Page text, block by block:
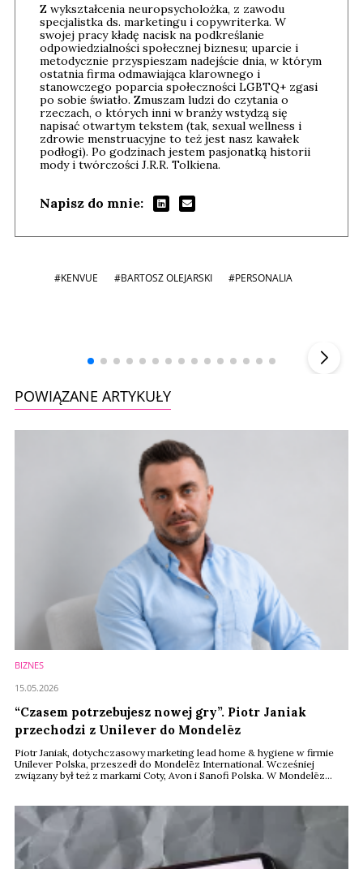
Z wykształcenia neuropsycholożka, z zawodu
specjalistka ds. marketingu i copywriterka. W
swojej pracy kładę nacisk na podkreślanie
odpowiedzialności społecznej biznesu; uparcie i
metodycznie przyspieszam nadejście dnia, w którym
ostatnia firma odmawiająca klarownego i
stanowczego poparcia społeczności LGBTQ+ zgasi
po sobie światło. Zmuszam ludzi do czytania o
rzeczach, o których inni w branży wstydzą się
napisać otwartym tekstem (tak, sexual wellness i
zdrowie menstruacyjne to też jest nasz kawałek
podłogi). Po godzinach jestem pasjonatką historii
mody i twórczości J.R.R. Tolkiena.
Napisz do mnie:
#KENVUE #BARTOSZ OLEJARSKI #PERSONALIA
POWIĄZANE ARTYKUŁY
BIZNES
“Czasem potrzebujesz nowej gry”. Piotr Janiak
przechodzi z Unilever do Mondelēz
Piotr Janiak, dotychczasowy marketing lead home & hygiene w firmie
Unilever Polska, przeszedł do Mondelēz International. Wcześniej
związany był też z markami Coty, Avon i Sanofi Polska. W Mondelēz
15.05.2026